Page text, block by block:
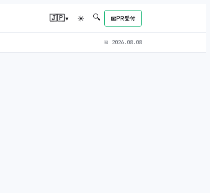
🇯🇵▾ ☀ 🔍 📧PR受付
📅 2026.08.08